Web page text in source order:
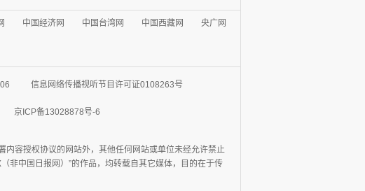
中国经济网 中国台湾网 中国西藏网 央广网
信息网络传播视听节目许可证0108263号
京ICP备13028878号-6
内容授权协议的网站外，其他任何网站或单位未经允许禁止
非中国日报网）”的作品，均转载自其它媒体，目的在于传